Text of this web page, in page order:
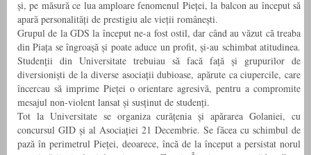
și, pe măsură ce lua amploare fenomenul Pieței, la balcon au început să
apară personalități de prestigiu ale vieții românești.
Grupul de la GDS la început ne-a fost ostil, dar când au văzut că treaba
din Piața se îngroașă și poate aduce un profit, și-au schimbat atitudinea.
Studenții din Universitate trebuiau să facă față și grupurilor de
diversioniști de la diverse asociații dubioase, apărute ca ciupercile, care
încercau să imprime Pieței o orientare agresivă, pentru a compromite
mesajul non-violent lansat și susținut de studenți.
Tot la Universitate se organiza curățenia și apărarea Golaniei, cu
concursul GID și al Asociației 21 Decembrie. Se făcea cu schimbul de
pază în perimetrul Pieței, deoarece, încă de la început a persistat norul